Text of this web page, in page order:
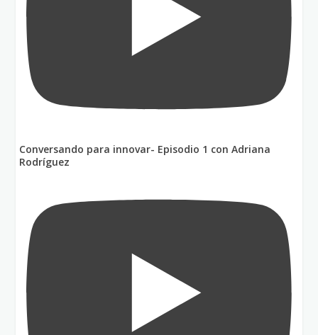
Conversando para innovar- Episodio 1 con Adriana
Rodríguez